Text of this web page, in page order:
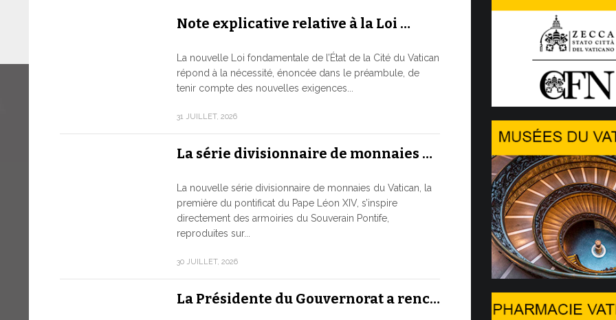
Note explicative relative à la Loi …
La nouvelle Loi fondamentale de l’État de la Cité du Vatican
répond à la nécessité, énoncée dans le préambule, de
tenir compte des nouvelles exigences...
31 JUILLET, 2026
La série divisionnaire de monnaies …
La nouvelle série divisionnaire de monnaies du Vatican, la
première du pontificat du Pape Léon XIV, s’inspire
directement des armoiries du Souverain Pontife,
reproduites sur...
30 JUILLET, 2026
La Présidente du Gouvernorat a renc…
Le
LE
À un
réaffirmé la
13 JUILLET,
Trois
À partir
du Service
10 JUILLET,
Table